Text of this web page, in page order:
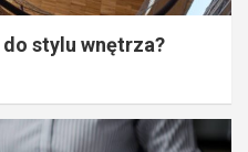
stylu wnętrza?